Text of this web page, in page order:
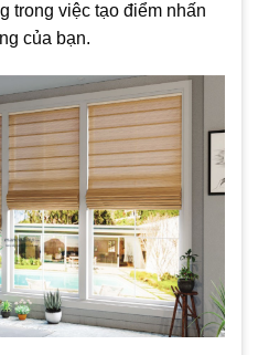
trong việc tạo điểm nhấn
của bạn.